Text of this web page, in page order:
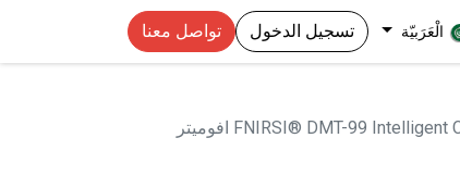
الْعَرَبيّة تسجيل الدخول تواصل معنا
FNIRSI® DMT-99 Intelligent Color Screen Digital Multimeter افوميتر